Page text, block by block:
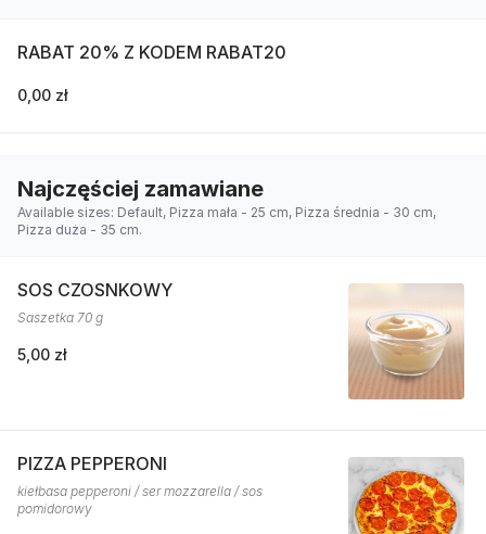
RABAT 20% Z KODEM RABAT20
0,00 zł
Najczęściej zamawiane
Available sizes: Default, Pizza mała - 25 cm, Pizza średnia - 30 cm,
Pizza duża - 35 cm.
SOS CZOSNKOWY
Saszetka 70 g
5,00 zł
PIZZA PEPPERONI
kiełbasa pepperoni / ser mozzarella / sos
pomidorowy